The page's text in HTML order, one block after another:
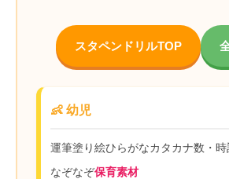
スタペンドリルTOP
👶 幼児
運筆塗り絵ひらがなカタカナ数・時
なぞなぞ保育素材